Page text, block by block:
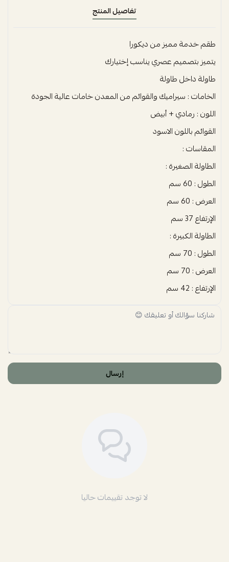
تفاصيل المنتج
طقم خدمة مميز من ديكورا
يتميز بتصميم عصري يناسب إختيارك
طاولة داخل طاولة
الخامات : سيراميك والقوائم من المعدن خامات عالية الجودة
اللون : رمادي + أبيض
القوائم باللون الاسود
المقاسات :
الطاولة الصغيرة :
الطول : 60 سم
العرض : 60 سم
الإرتفاع 37 سم
الطاولة الكبيرة :
الطول : 70 سم
العرض : 70 سم
الإرتفاع : 42 سم
إرسال
لا توجد تقييمات حاليا